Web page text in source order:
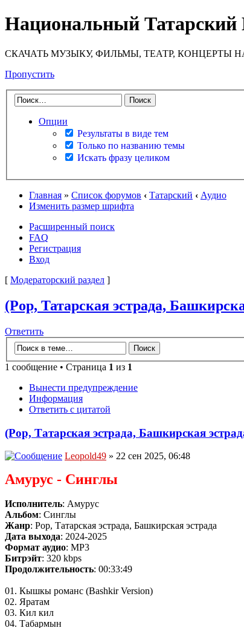
Национальный Татарский
СКАЧАТЬ МУЗЫКУ, ФИЛЬМЫ, ТЕАТР, КОНЦЕРТЫ
Пропустить
Опции
Результаты в виде тем
Только по названию темы
Искать фразу целиком
Главная » Список форумов ‹ Татарский ‹ Аудио
Изменить размер шрифта
Расширенный поиск
FAQ
Регистрация
Вход
[ Модераторский раздел ]
(Pop, Татарская эстрада,
Ответить
1 сообщение • Страница 1 из 1
Вынести предупреждение
Информация
Ответить с цитатой
(Pop, Татарская эстрада, Башкирская
Leopold49 » 22 сен 2025, 06:48
Амурус - Синглы
Исполнитель: Амурус
Альбом: Синглы
Жанр: Pop, Татарская эстрада, Башкирская эстрада
Дата выхода: 2024-2025
Формат аудио: MP3
Битрэйт: 320 kbps
Продолжительность: 00:33:49
01. Кышкы романс (Bashkir Version)
02. Яратам
03. Кил кил
04. Табармын